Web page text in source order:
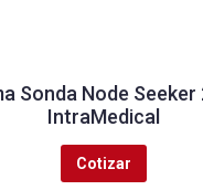
Sonda Node Seeker
IntraMedical
Cotizar